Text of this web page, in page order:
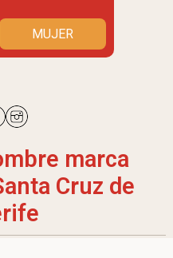
MUJER
marca
Cruz de